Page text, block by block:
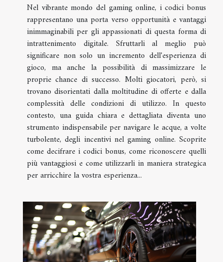
Nel vibrante mondo del gaming online, i codici bonus
rappresentano una porta verso opportunità e vantaggi
inimmaginabili per gli appassionati di questa forma di
intrattenimento digitale. Sfruttarli al meglio può
significare non solo un incremento dell'esperienza di
gioco, ma anche la possibilità di massimizzare le
proprie chance di successo. Molti giocatori, però, si
trovano disorientati dalla moltitudine di offerte e dalla
complessità delle condizioni di utilizzo. In questo
contesto, una guida chiara e dettagliata diventa uno
strumento indispensabile per navigare le acque, a volte
turbolente, degli incentivi nel gaming online. Scoprite
come decifrare i codici bonus, come riconoscere quelli
più vantaggiosi e come utilizzarli in maniera strategica
per arricchire la vostra esperienza...